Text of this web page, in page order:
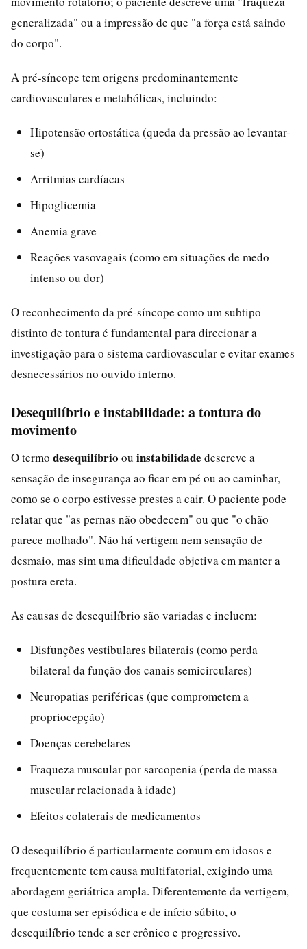
generalizada" ou a impressão de que "a força está saindo
do corpo".
A pré-síncope tem origens predominantemente
cardiovasculares e metabólicas, incluindo:
Hipotensão ortostática (queda da pressão ao levantar-
se)
Arritmias cardíacas
Hipoglicemia
Anemia grave
Reações vasovagais (como em situações de medo
intenso ou dor)
O reconhecimento da pré-síncope como um subtipo
distinto de tontura é fundamental para direcionar a
investigação para o sistema cardiovascular e evitar exames
desnecessários no ouvido interno.
Desequilíbrio e instabilidade: a tontura do
movimento
O termo desequilíbrio ou instabilidade descreve a
sensação de insegurança ao ficar em pé ou ao caminhar,
como se o corpo estivesse prestes a cair. O paciente pode
relatar que "as pernas não obedecem" ou que "o chão
parece molhado". Não há vertigem nem sensação de
desmaio, mas sim uma dificuldade objetiva em manter a
postura ereta.
As causas de desequilíbrio são variadas e incluem:
Disfunções vestibulares bilaterais (como perda
bilateral da função dos canais semicirculares)
Neuropatias periféricas (que comprometem a
propriocepção)
Doenças cerebelares
Fraqueza muscular por sarcopenia (perda de massa
muscular relacionada à idade)
Efeitos colaterais de medicamentos
O desequilíbrio é particularmente comum em idosos e
frequentemente tem causa multifatorial, exigindo uma
abordagem geriátrica ampla. Diferentemente da vertigem,
que costuma ser episódica e de início súbito, o
desequilíbrio tende a ser crônico e progressivo.